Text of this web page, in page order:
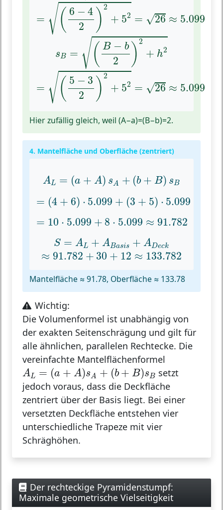
= √( 6 − 4
2
) 2
+ 52 = √26 ≈ 5.099
sB = √( B − b
2 ) 2
+ h2
B b2)2+h2
= √( 5 − 3
2
) 2
+ 52 = √26 ≈ 5.099
−32)2+52=26≈5.099
Hier zufällig gleich, weil (A−a)=(B−b)=2.
4. Mantelfläche und Oberfläche (zentriert)
AL = (a + A) sA + (b + B) sB
L=( a A) sA ( +B ) B
= (4 + 6) ⋅ 5.099 + (3 + 5) ⋅ 5.099
= 4 +6 5.099 + 3+ ) 5.099
= 10 ⋅ 5.099 + 8 ⋅ 5.099 ≈ 91.782
=10 ⋅5.099 + 8⋅ 5.099≈ 91.782
S = AL + ABasis + ADeck
S= + B s D ck
≈ 91.782 + 30 + 12 ≈ 133.782
≈91.782+30+12≈133.782
Mantelfläche ≈ 91.78, Oberfläche ≈ 133.78
Wichtig:
Die Volumenformel ist unabhängig von
der exakten Seitenschrägung und gilt für
alle ähnlichen, parallelen Rechtecke. Die
vereinfachte Mantelflächenformel
AL = (a + A)sA + (b + B)s B
AL =(a+A)sA+(b+B)sB
setzt
jedoch voraus, dass die Deckfläche
zentriert über der Basis liegt. Bei einer
versetzten Deckfläche entstehen vier
unterschiedliche Trapeze mit vier
Schräghöhen.
Der rechteckige Pyramidenstumpf:
Maximale geometrische Vielseitigkeit